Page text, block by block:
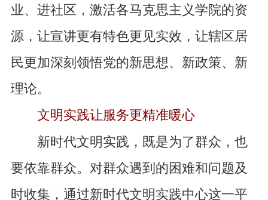
业、进社区，激活各马克思主义学院的资
源，让宣讲更有特色更见实效，让辖区居
民更加深刻领悟党的新思想、新政策、新
理论。
文明实践让服务更精准暖心
新时代文明实践，既是为了群众，也
要依靠群众。对群众遇到的困难和问题及
时收集，通过新时代文明实践中心这一平